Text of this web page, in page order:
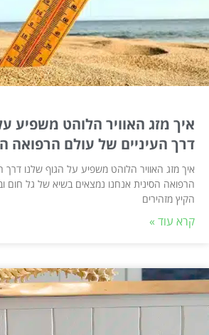
איך מזג האוויר הלוהט משפיע
דרך העיניים של עולם הרפואה
איך מזג האוויר הלוהט משפיע על הגוף שלנו דרך
הרפואה הסינית אנחנו נמצאים בשיא של גל חום
הקיץ מזהירים
קרא עוד »